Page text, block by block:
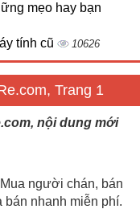
mẹo hay bạn
tính cũ 10626
Trang 1
nội dung mới
người chán, bán
nhanh miễn phí.